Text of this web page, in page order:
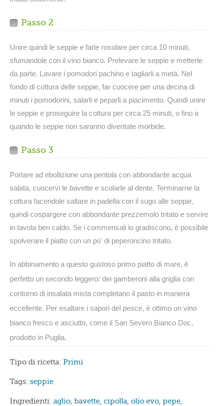
Passo 2
Unire quindi le seppie e farle rosolare per circa 10 minuti,
sfumandole con il vino bianco. Prelevare le seppie e metterle
da parte. Lavare i pomodori pachino e tagliarli a metà. Nel
fondo di cottura delle seppie, far cuocere per una decina di
minuti i pomodorini, salarli e peparli a piacimento. Quindi unire
le seppie e proseguire la cottura per circa 25 minuti, o fino a
quando le seppie non saranno diventate morbide.
Passo 3
Portare ad ebollizione una pentola con abbondante acqua
salata, cuocervi le bavette e scolarle al dente. Terminarne la
cottura facendole saltare in padella con il sugo alle seppie,
quindi cospargere con abbondante prezzemolo tritato e servire
in tavola ben caldo. Se i commensali lo gradiscono, è possibile
spolverare il piatto con un po' di peperoncino tritato.
In abbinamento a questo gustoso primo piatto di mare, è
perfetto un secondo leggero: dei gamberoni alla griglia con
contorno di insalata mista completano il pasto in maniera
eccellente. Per esaltare i sapori del pesce, è ottimo un vino
bianco fresco e asciutto, come il San Severo Bianco Doc,
prodotto in Puglia.
Tipo di ricetta: Primi
Tags: seppie
Ingredienti: aglio, bavette, cipolla, olio evo, pepe,